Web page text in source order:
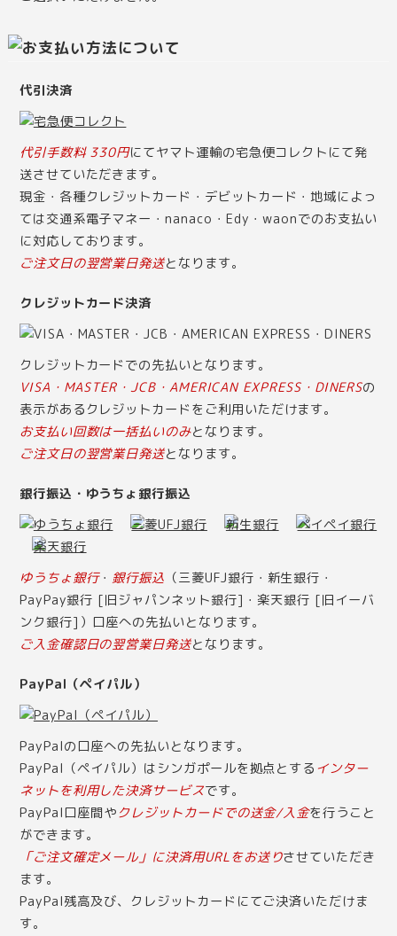
代引決済
代引手数料 330円にてヤマト運輸の宅急便コレクトにて発
送させていただきます。
現金・各種クレジットカード・デビットカード・地域によっ
ては交通系電子マネー・nanaco・Edy・waonでのお支払い
に対応しております。
ご注文日の翌営業日発送となります。
クレジットカード決済
クレジットカードでの先払いとなります。
VISA・MASTER・JCB・AMERICAN EXPRESS・DINERSの
表示があるクレジットカードをご利用いただけます。
お支払い回数は一括払いのみとなります。
ご注文日の翌営業日発送となります。
銀行振込・ゆうちょ銀行振込
ゆうちょ銀行・銀行振込 （三菱UFJ銀行・新生銀行・
PayPay銀行 [旧ジャパンネット銀行]・楽天銀行 [旧イーバ
ンク銀行]）口座への先払いとなります。
ご入金確認日の翌営業日発送となります。
PayPal（ペイパル）
PayPalの口座への先払いとなります。
PayPal（ペイパル）はシンガポールを拠点とする インター
ネットを利用した決済サービスです。
PayPal口座間やクレジットカードでの送金/入金を行うこと
ができます。
「ご注文確定メール」に決済用URLをお送りさせていただき
ます。
PayPal残高及び、クレジットカードにてご決済いただけま
す。